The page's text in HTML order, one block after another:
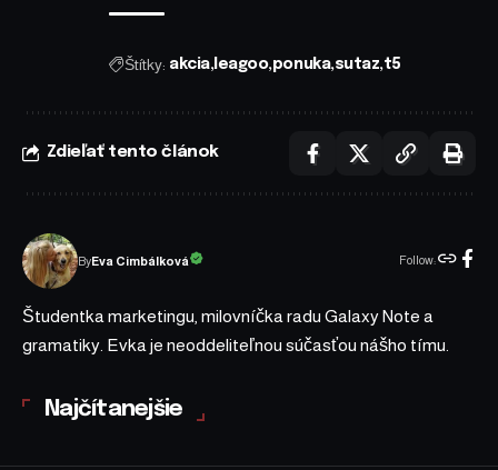
Štítky: akcia leagoo ponuka sutaz t5
Zdieľať tento článok
ByEva Cimbálková Follow:
Študentka marketingu, milovníčka radu Galaxy Note a
gramatiky. Evka je neoddeliteľnou súčasťou nášho tímu.
Najčítanejšie